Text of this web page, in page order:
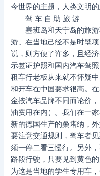
今世界的主题，人类文明的
驾 车 自 助 旅 游
塞班岛和天宁岛的旅游
游。在当地己经不是时髦
说，则方便了许多，且经
示签证护照和国内汽车驾
租车行老板从来就不怀疑
和开车在中国要求很高。
金按汽车品牌不同而论价
油费用在内）。我们在一
新的德国生产的桑塔纳，
要注意交通规则，驾车者
须一停二看三慢行。另外
路段行驶，只要见到黄色
为这是当地的学生专用车